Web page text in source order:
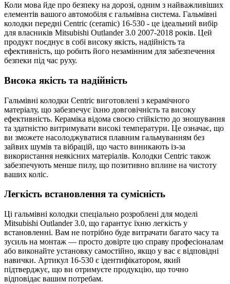
Коли мова йде про безпеку на дорозі, одним з найважливіших
елементів вашого автомобіля є гальмівна система. Гальмівні
колодки передні Centric (ceramic) 16-530 - це ідеальний вибір
для власників Mitsubishi Outlander 3.0 2007-2018 років. Цей
продукт поєднує в собі високу якість, надійність та
ефективність, що робить його незамінним для забезпечення
безпеки під час руху.
Висока якість та надійність
Гальмівні колодки Centric виготовлені з керамічного
матеріалу, що забезпечує їхню довговічність та високу
ефективність. Кераміка відома своєю стійкістю до зношування
та здатністю витримувати високі температури. Це означає, що
ви зможете насолоджуватися плавним гальмуванням без
зайвих шумів та вібрацій, що часто виникають із-за
використання неякісних матеріалів. Колодки Centric також
забезпечують менше пилу, що позитивно вплине на чистоту
ваших коліс.
Легкість встановлення та сумісність
Ці гальмівні колодки спеціально розроблені для моделі
Mitsubishi Outlander 3.0, що гарантує їхню легкість у
встановленні. Вам не потрібно буде витрачати багато часу та
зусиль на монтаж — просто довірте цю справу професіоналам
або виконайте установку самостійно, якщо у вас є відповідні
навички. Артикул 16-530 є ідентифікатором, який
підтверджує, що ви отримуєте продукцію, що точно
відповідає вашим потребам.